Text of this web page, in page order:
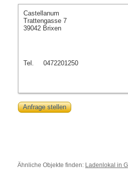
Castellanum
Trattengasse 7
39042 Brixen
Tel. 0472201250
Anfrage stellen
Ähnliche Objekte finden: Ladenlokal in